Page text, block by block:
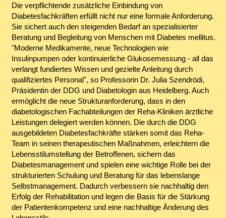
Die verpflichtende zusätzliche Einbindung von
Diabetesfachkräften erfüllt nicht nur eine formale Anforderung.
Sie sichert auch den steigenden Bedarf an spezialisierter
Beratung und Begleitung von Menschen mit Diabetes mellitus.
"Moderne Medikamente, neue Technologien wie
Insulinpumpen oder kontinuierliche Glukosemessung - all das
verlangt fundiertes Wissen und gezielte Anleitung durch
qualifiziertes Personal", so Professorin Dr. Julia Szendrödi,
Präsidentin der DDG und Diabetologin aus Heidelberg. Auch
ermöglicht die neue Strukturanforderung, dass in den
diabetologischen Fachabteilungen der Reha-Kliniken ärztliche
Leistungen delegiert werden können. Die durch die DDG
ausgebildeten Diabetesfachkräfte stärken somit das Reha-
Team in seinen therapeutischen Maßnahmen, erleichtern die
Lebensstilumstellung der Betroffenen, sichern das
Diabetesmanagement und spielen eine wichtige Rolle bei der
strukturierten Schulung und Beratung für das lebenslange
Selbstmanagement. Dadurch verbessern sie nachhaltig den
Erfolg der Rehabilitation und legen die Basis für die Stärkung
der Patientenkompetenz und eine nachhaltige Änderung des